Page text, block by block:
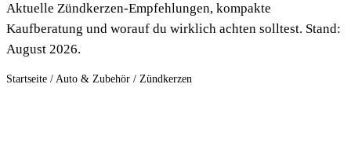
Aktuelle Zündkerzen-Empfehlungen, kompakte
Kaufberatung und worauf du wirklich achten solltest. Stand:
August 2026.
Startseite / Auto & Zubehör / Zündkerzen